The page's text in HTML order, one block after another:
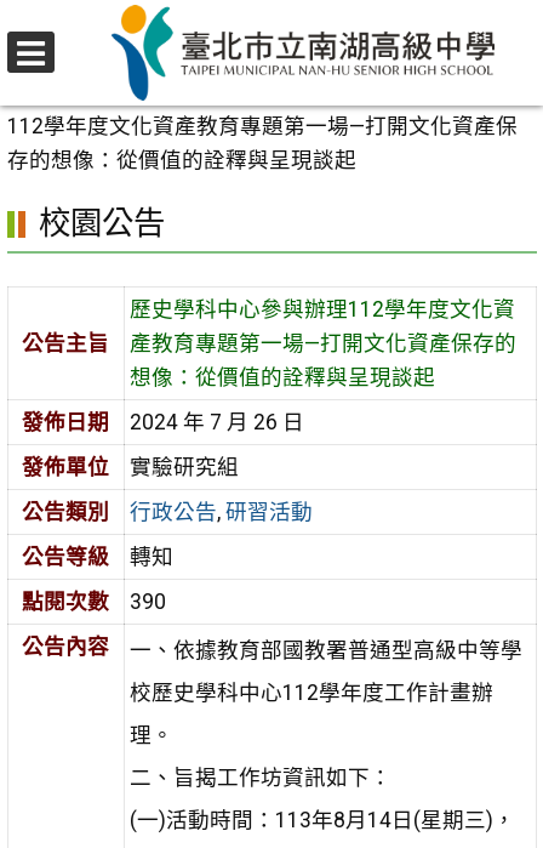
至
要
內
校園公告
112學年度文化資產教育專題第一場—打開文化資產保
存的想像：從價值的詮釋與呈現談起
校園公告
公告主旨
歷史學科中心參與辦理112學年度文化資
產教育專題第一場—打開文化資產保存的
想像：從價值的詮釋與呈現談起
發佈日期
2024 年 7 月 26 日
發佈單位
實驗研究組
公告類別
行政公告, 研習活動
公告等級
轉知
點閱次數
390
公告內容
一、依據教育部國教署普通型高級中等學
校歷史學科中心112學年度工作計畫辦
理。
二、旨揭工作坊資訊如下：
(一)活動時間：113年8月14日(星期三)，
選
單